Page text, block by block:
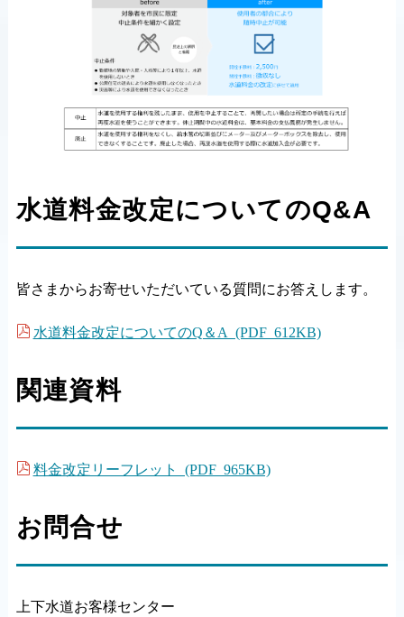
水道料金改定についてのQ&A
皆さまからお寄せいただいている質問にお答えします。
水道料金改定についてのQ＆A (PDF 612KB)
関連資料
料金改定リーフレット (PDF 965KB)
お問合せ
上下水道お客様センター